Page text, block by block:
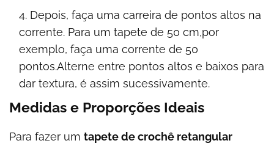
Depois, faça uma carreira de pontos altos na
corrente. Para um tapete de 50 cm,por
exemplo, faça uma corrente de 50
pontos.Alterne entre pontos altos e baixos para
dar textura, é assim sucessivamente.
Medidas e Proporções Ideais
Para fazer um tapete de crochê retangular